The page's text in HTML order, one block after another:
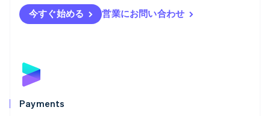
今すぐ始める 営業にお問い合わせ
Payments
EnglishSvenska
ブラジル
ブルガリア
English
Nederlands